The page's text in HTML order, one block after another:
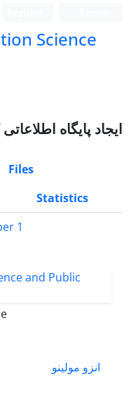
Science
ایجاد پایگاه
Files
Statistics
1
انزو مولینو